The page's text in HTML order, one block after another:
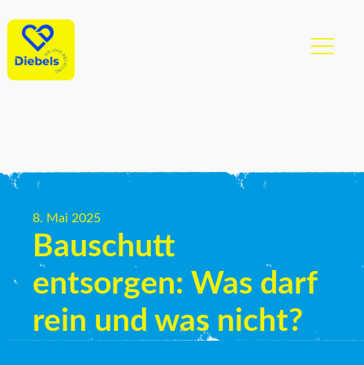
8. Mai 2025
Bauschutt
entsorgen: Was darf
rein und was nicht?